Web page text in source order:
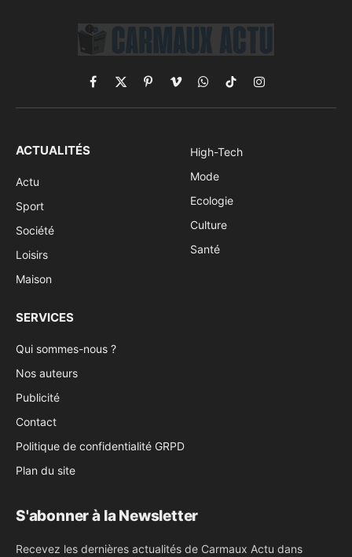
Facebook
X
(Twitter)
PinterestVimeoWhatsApp
TikTokInstagram
ACTUALITÉS
Actu
Sport
Société
Loisirs
Maison
High-Tech
Mode
Ecologie
Culture
Santé
SERVICES
Qui sommes-nous ?
Nos auteurs
Publicité
Contact
Politique de confidentialité GRPD
Plan du site
S'abonner à la Newsletter
Recevez les dernières actualités de Carmaux Actu dans